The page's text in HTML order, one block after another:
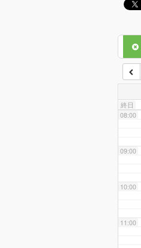
終日
05:00
06:00
07:00
08:00
09:00
10:00
11:00